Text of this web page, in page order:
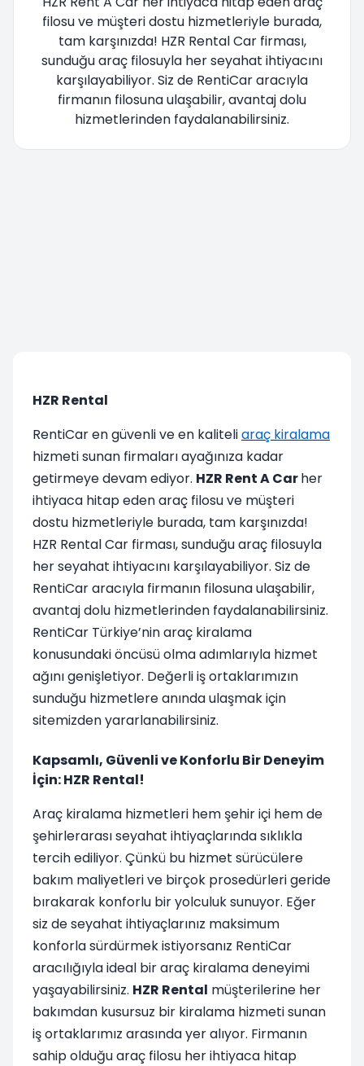
filosu ve müşteri dostu hizmetleriyle burada,
tam karşınızda! HZR Rental Car firması,
sunduğu araç filosuyla her seyahat ihtiyacını
karşılayabiliyor. Siz de RentiCar aracıyla
firmanın filosuna ulaşabilir, avantaj dolu
hizmetlerinden faydalanabilirsiniz.
HZR Rental
RentiCar en güvenli ve en kaliteliaraç kiralama
hizmeti sunan firmaları ayağınıza kadar
getirmeye devam ediyor. HZR Rent A Carher
ihtiyaca hitap eden araç filosu ve müşteri
dostu hizmetleriyle burada, tam karşınızda!
HZR Rental Car firması, sunduğu araç filosuyla
her seyahat ihtiyacını karşılayabiliyor. Siz de
RentiCar aracıyla firmanın filosuna ulaşabilir,
avantaj dolu hizmetlerinden faydalanabilirsiniz.
RentiCar Türkiye’nin araç kiralama
konusundaki öncüsü olma adımlarıyla hizmet
ağını genişletiyor. Değerli iş ortaklarımızın
sunduğu hizmetlere anında ulaşmak için
sitemizden yararlanabilirsiniz.
Kapsamlı, Güvenli ve Konforlu Bir Deneyim
İçin: HZR Rental!
Araç kiralama hizmetleri hem şehir içi hem de
şehirlerarası seyahat ihtiyaçlarında sıklıkla
tercih ediliyor. Çünkü bu hizmet sürücülere
bakım maliyetleri ve birçok prosedürleri geride
bırakarak konforlu bir yolculuk sunuyor. Eğer
siz de seyahat ihtiyaçlarınız maksimum
konforla sürdürmek istiyorsanız RentiCar
aracılığıyla ideal bir araç kiralama deneyimi
yaşayabilirsiniz. HZR Rental müşterilerine her
bakımdan kusursuz bir kiralama hizmeti sunan
iş ortaklarımız arasında yer alıyor. Firmanın
sahip olduğu araç filosu her ihtiyaca hitap